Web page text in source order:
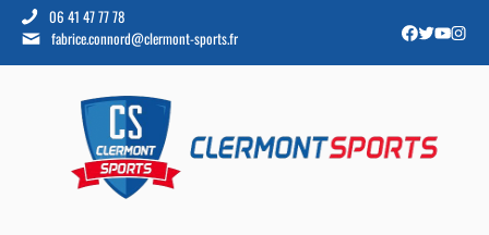
06 41 47 77 78
fabrice.connord@clermont-sports.fr